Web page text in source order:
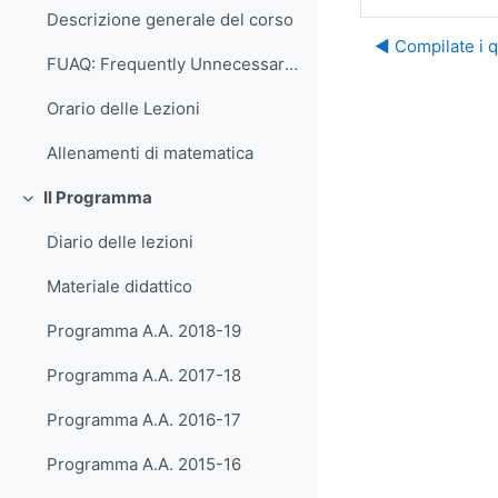
Descrizione generale del corso
FUAQ: Frequently Unnecessary Asked Questions
Orario delle Lezioni
Allenamenti di matematica
Minimizza
Il Programma
Diario delle lezioni
Materiale didattico
Programma A.A. 2018-19
Programma A.A. 2017-18
Programma A.A. 2016-17
Programma A.A. 2015-16
◀︎ Compilate i